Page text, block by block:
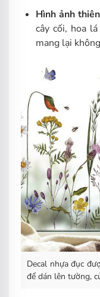
Hình ảnh
cây cối, hoa
mang lại
Decal nhựa đục
để dán lên tường,